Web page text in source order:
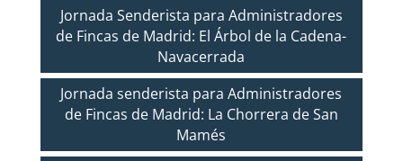
Jornada Senderista para Administradores
de Fincas de Madrid: El Árbol de la Cadena-
Navacerrada
Jornada senderista para Administradores
de Fincas de Madrid: La Chorrera de San
Mamés